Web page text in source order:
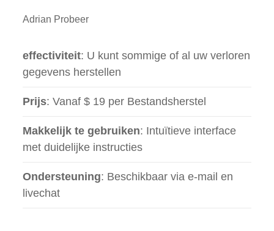
Adrian Probeer
effectiviteit: U kunt sommige of al uw verloren
gegevens herstellen
Prijs: Vanaf $ 19 per Bestandsherstel
Makkelijk te gebruiken: Intuïtieve interface
met duidelijke instructies
Ondersteuning: Beschikbaar via e-mail en
livechat